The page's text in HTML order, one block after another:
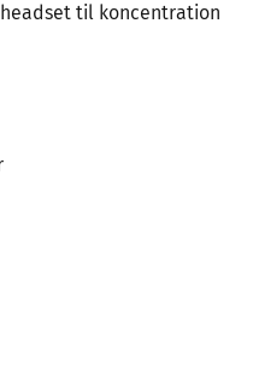
til koncentration